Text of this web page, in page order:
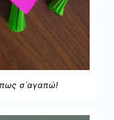
σ΄αγαπώ!